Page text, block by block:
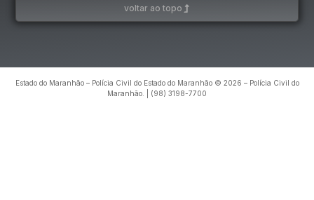
voltar ao topo
Estado do Maranhão – Polícia Civil do Estado do Maranhão © 2026 – Polícia Civil do
Maranhão. | (98) 3198-7700